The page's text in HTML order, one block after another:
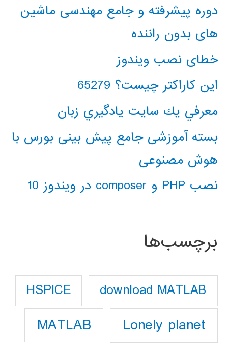
دوره پیشرفته و جامع مهندسی ماشین
های بدون راننده
خطای نصب ویندوز
این کاراکتر چیست؟ 65279
معرفي يك سايت يادگيري زبان
بسته آموزشی جامع پیش بینی بورس با
هوش مصنوعی
نصب PHP و composer در ویندوز 10
برچسب‌ها
download MATLAB
HSPICE
Lonely planet
MATLAB